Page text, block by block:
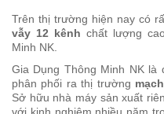
Trên thị trường hiện nay có
vẫy 12 kênh chất lượng
Minh NK.
Gia Dụng Thông Minh NK là
phân phối ra thị trường
Sở hữu nhà máy sản xuất